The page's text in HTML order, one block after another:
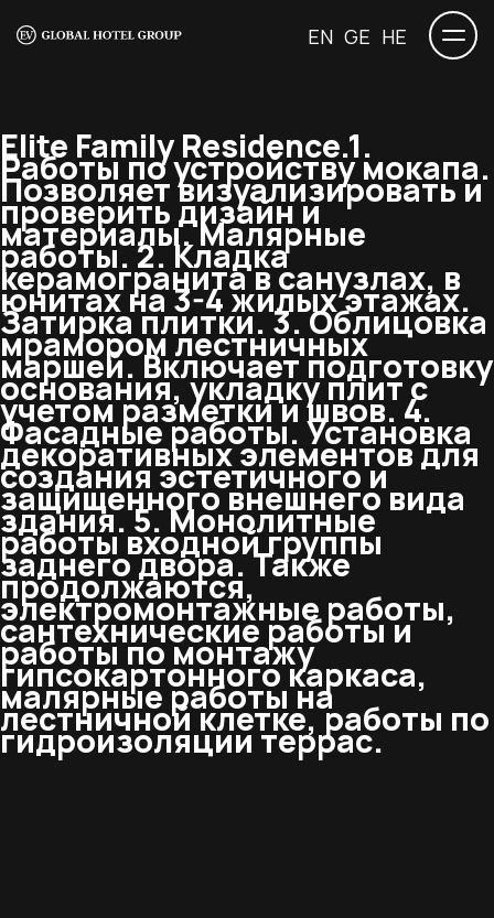
EN GE HE
Elite Family Residence.1.
Работы по устройству мокапа.
Позволяет визуализировать и
проверить дизайн и
материалы. Малярные
работы. 2. Кладка
керамогранита в санузлах, в
юнитах на 3-4 жилых этажах.
Затирка плитки. 3. Облицовка
мрамором лестничных
маршей. Включает подготовку
основания, укладку плит с
учетом разметки и швов. 4.
Фасадные работы. Установка
декоративных элементов для
создания эстетичного и
защищенного внешнего вида
здания. 5. Монолитные
работы входной группы
заднего двора. Также
продолжаются,
электромонтажные работы,
сантехнические работы и
работы по монтажу
гипсокартонного каркаса,
малярные работы на
лестничной клетке, работы по
гидроизоляции террас.